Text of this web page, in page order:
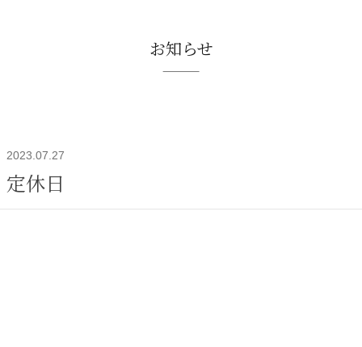
お知らせ
2023.07.27
定休日